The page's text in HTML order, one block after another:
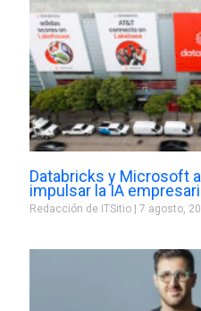
Databricks y Microsoft
impulsar la IA
Redacción de ITSitio 7 agosto,